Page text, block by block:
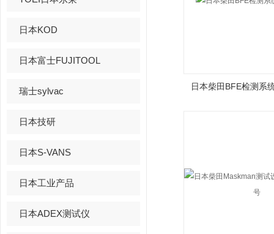
日本KOD
日本富士FUJITOOL
瑞士sylvac
日本技研
日本S-VANS
日本工业产品
日本ADEX测试仪
日本柴田BFE检测系